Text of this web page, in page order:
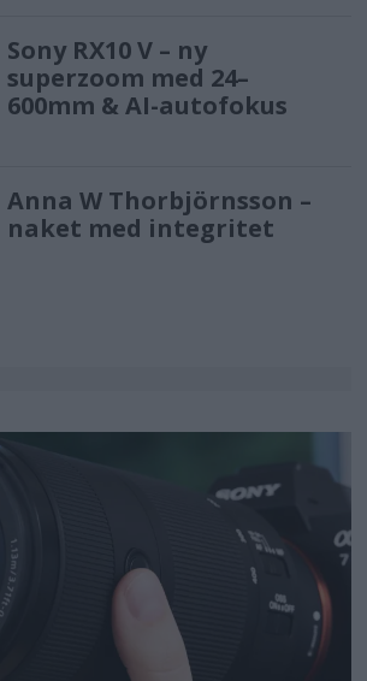
Sony RX10 V – ny
superzoom med 24–
600mm & AI-autofokus
Anna W Thorbjörnsson –
naket med integritet